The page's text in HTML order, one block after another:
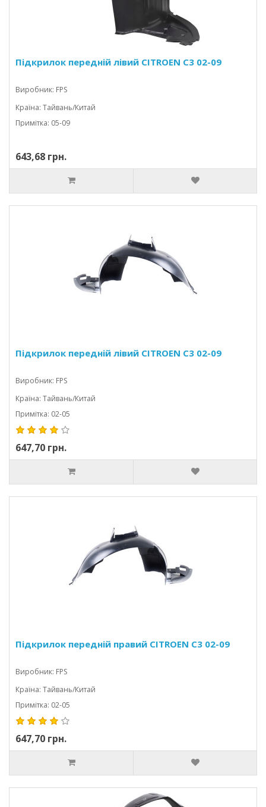
Підкрилок передній лівий CITROEN C3 02-09
Виробник: FPS
Країна: Тайвань/Китай
Примітка: 05-09
643,68 грн.
Підкрилок передній лівий CITROEN C3 02-09
Виробник: FPS
Країна: Тайвань/Китай
Примітка: 02-05
647,70 грн.
Підкрилок передній правий CITROEN C3 02-09
Виробник: FPS
Країна: Тайвань/Китай
Примітка: 02-05
647,70 грн.